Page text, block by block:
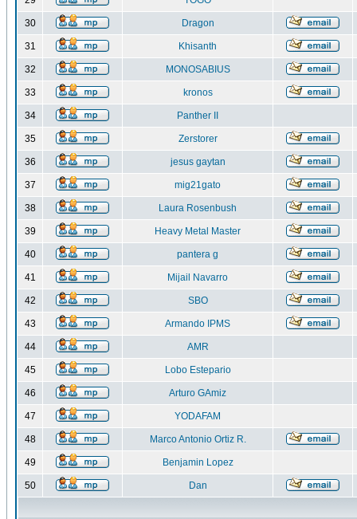
30 Dragon
31 Khisanth
32 MONOSABIUS
33 kronos
34 Panther II
35 Zerstorer
36 jesus gaytan
37 mig21gato
38 Laura Rosenbush
39 Heavy Metal Master
40 pantera g
41 Mijail Navarro
42 SBO
43 Armando IPMS
44 AMR
45 Lobo Estepario
46 Arturo GAmiz
47 YODAFAM
48 Marco Antonio Ortiz R.
49 Benjamin Lopez
50 Dan